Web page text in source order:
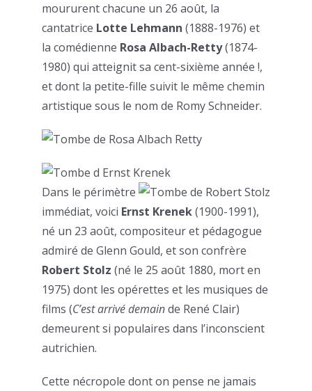
moururent chacune un 26 août, la
cantatrice Lotte Lehmann (1888-1976) et
la comédienne Rosa Albach-Retty(1874-
1980) qui atteignit sa cent-sixième année !,
et dont la petite-fille suivit le même chemin
artistique sous le nom de Romy Schneider.
Dans le périmètre
immédiat, voici Ernst Krenek(1900-1991),
né un 23 août, compositeur et pédagogue
admiré de Glenn Gould, et son confrère
Robert Stolz (né le 25 août 1880, mort en
1975) dont les opérettes et les musiques de
films (C’est arrivé demainde René Clair)
demeurent si populaires dans l’inconscient
autrichien.
Cette nécropole dont on pense ne jamais